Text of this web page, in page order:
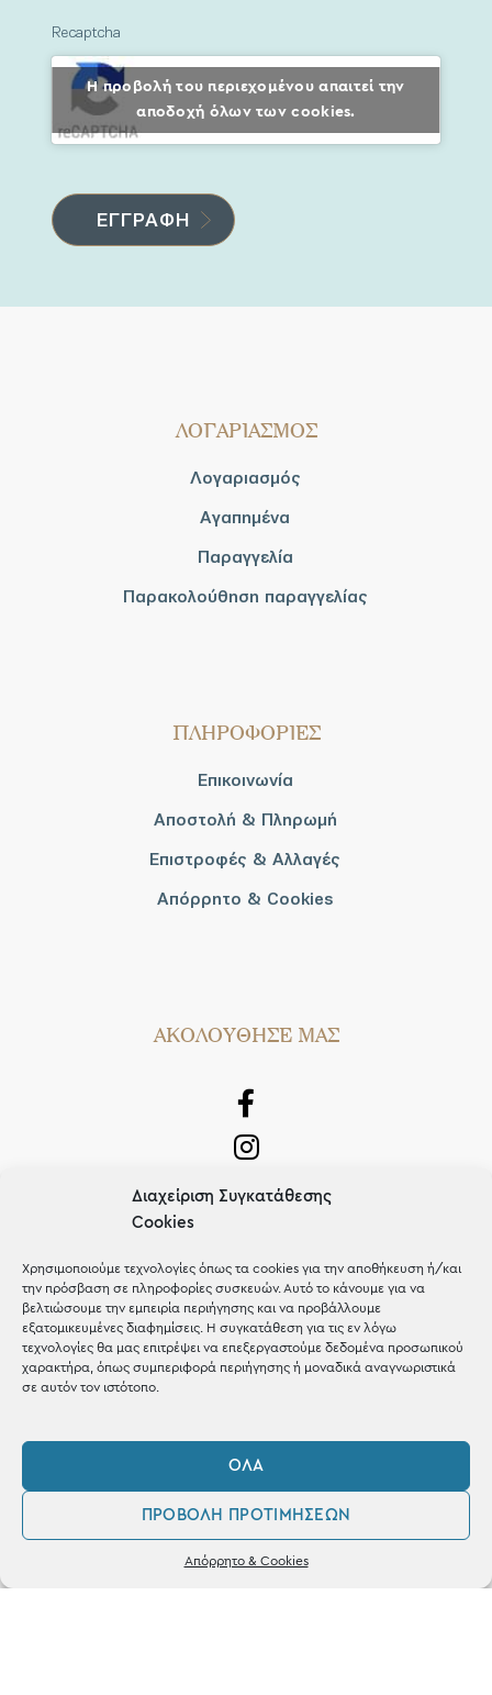
Διαχείριση Συγκατάθεσης
Cookies
Χρησιμοποιούμε τεχνολογίες όπως τα cookies για την αποθήκευση ή/και
την πρόσβαση σε πληροφορίες συσκευών. Αυτό το κάνουμε για να
βελτιώσουμε την εμπειρία περιήγησης και να προβάλλουμε
εξατομικευμένες διαφημίσεις. Η συγκατάθεση για τις εν λόγω
τεχνολογίες θα μας επιτρέψει να επεξεργαστούμε δεδομένα προσωπικού
χαρακτήρα, όπως συμπεριφορά περιήγησης ή μοναδικά αναγνωριστικά
σε αυτόν τον ιστότοπο.
ΌΛΑ
ΠΡΟΒΟΛΉ ΠΡΟΤΙΜΉΣΕΩΝ
Απόρρητο & Cookies
Recaptcha
Η προβολή του περιεχομένου απαιτεί την
αποδοχή όλων των cookies.
ΛΟΓΑΡΙΑΣΜΟΣ
Λογαριασμός
Αγαπημένα
Παραγγελία
Παρακολούθηση παραγγελίας
ΠΛΗΡΟΦΟΡΙΕΣ
Επικοινωνία
Αποστολή & Πληρωμή
Επιστροφές & Αλλαγές
Απόρρητο & Cookies
AΚΟΛΟΥΘΗΣΕ ΜΑΣ
OUR RECIPE
Blog
Shop the look
Φίλτρα
0